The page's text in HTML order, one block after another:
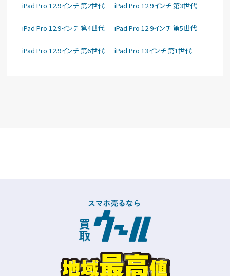
iPad Pro 12.9インチ 第2世代 iPad Pro 12.9インチ 第3世代
iPad Pro 12.9インチ 第4世代 iPad Pro 12.9インチ 第5世代
iPad Pro 12.9インチ 第6世代 iPad Pro 13インチ 第1世代